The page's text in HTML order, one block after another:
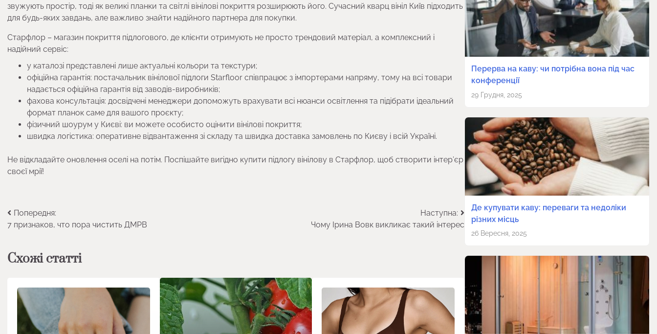
звужують простір, тоді як великі планки та світлі вінілові покриття розширюють його. Сучасний кварц вініл Київ підходить
для будь-яких завдань, але важливо знайти надійного партнера для покупки.
Старфлор – магазин покриття підлогового, де клієнти отримують не просто трендовий матеріал, а комплексний і
надійний сервіс:
у каталозі представлені лише актуальні кольори та текстури;
офіційна гарантія: постачальник вінілової підлоги Starfloor співпрацює з імпортерами напряму, тому на всі товари
надається офіційна гарантія від заводів-виробників;
фахова консультація: досвідчені менеджери допоможуть врахувати всі нюанси освітлення та підібрати ідеальний
формат планок саме для вашого проєкту;
фізичний шоурум у Києві: ви можете особисто оцінити вінілові покриття;
швидка логістика: оперативне відвантаження зі складу та швидка доставка замовлень по Києву і всій Україні.
Не відкладайте оновлення оселі на потім. Поспішайте вигідно купити підлогу вінілову в Старфлор, щоб створити інтер’єр
своєї мрії!
Навігація
записів
Попередня:
7 признаков, что пора чистить ДМРВ
Наступна:
Чому Ірина Вовк викликає такий інтерес
Схожі статті
Перерва на каву: чи потрібна вона під час
конференції
29 Грудня, 2025
Де купувати каву: переваги та недоліки
різних місць
26 Вересня, 2025